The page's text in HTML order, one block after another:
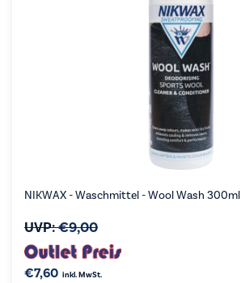
NIKWAX - Waschmittel - Wool Wash 300ml
UVP:€9,00
€7,60 inkl. MwSt.